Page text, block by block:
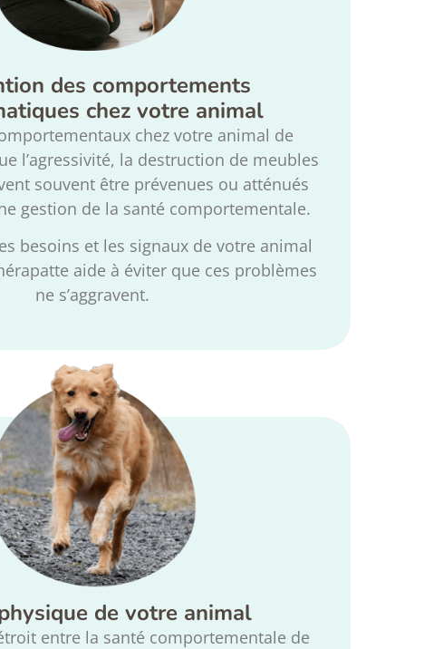
des comportements
chez votre animal
chez votre animal de
l’agressivité, la destruction de meubles
souvent être prévenues ou atténués
gestion de la santé comportementale.
besoins et les signaux de votre animal
aide à éviter que ces problèmes
ne s’aggravent.
de votre animal
entre la santé comportementale de